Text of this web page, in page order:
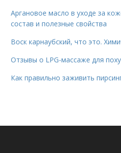
Аргановое масло в уходе за
состав и полезные свойства
Воск карнаубский, что это.
Отзывы о LPG-массаже для
Как правильно заживить